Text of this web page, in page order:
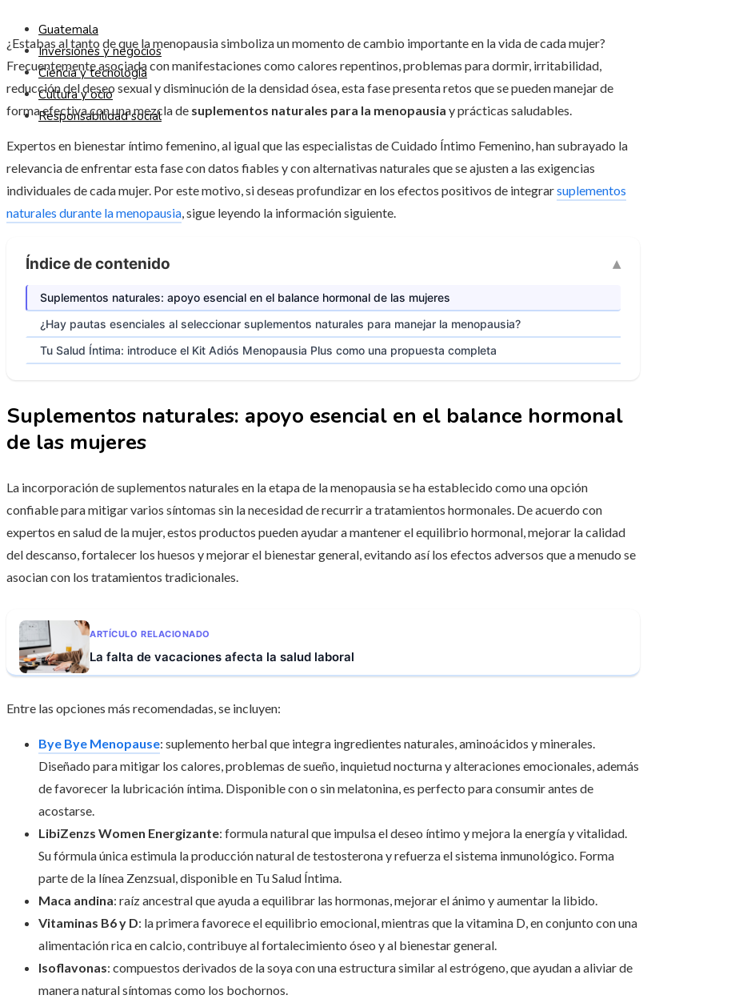
Guatemala
Inversiones y negocios
Ciencia y tecnología
Cultura y ocio
Responsabilidad social
¿Estabas al tanto de que la menopausia simboliza un momento de cambio importante en la vida de cada mujer?
Frecuentemente asociada con manifestaciones como calores repentinos, problemas para dormir, irritabilidad,
reducción del deseo sexual y disminución de la densidad ósea, esta fase presenta retos que se pueden manejar de
forma efectiva con una mezcla de suplementos naturales para la menopausia y prácticas saludables.
Expertos en bienestar íntimo femenino, al igual que las especialistas de Cuidado Íntimo Femenino, han subrayado la
relevancia de enfrentar esta fase con datos fiables y con alternativas naturales que se ajusten a las exigencias
individuales de cada mujer. Por este motivo, si deseas profundizar en los efectos positivos de integrarsuplementos
naturales durante la menopausia, sigue leyendo la información siguiente.
Índice de contenido
Suplementos naturales: apoyo esencial en el balance hormonal de las mujeres
¿Hay pautas esenciales al seleccionar suplementos naturales para manejar la menopausia?
Tu Salud Íntima: introduce el Kit Adiós Menopausia Plus como una propuesta completa
Suplementos naturales: apoyo esencial en el balance hormonal
de las mujeres
La incorporación de suplementos naturales en la etapa de la menopausia se ha establecido como una opción
confiable para mitigar varios síntomas sin la necesidad de recurrir a tratamientos hormonales. De acuerdo con
expertos en salud de la mujer, estos productos pueden ayudar a mantener el equilibrio hormonal, mejorar la calidad
del descanso, fortalecer los huesos y mejorar el bienestar general, evitando así los efectos adversos que a menudo se
asocian con los tratamientos tradicionales.
ARTÍCULO RELACIONADO
La falta de vacaciones afecta la salud laboral
Entre las opciones más recomendadas, se incluyen:
Bye Bye Menopause: suplemento herbal que integra ingredientes naturales, aminoácidos y minerales.
Diseñado para mitigar los calores, problemas de sueño, inquietud nocturna y alteraciones emocionales, además
de favorecer la lubricación íntima. Disponible con o sin melatonina, es perfecto para consumir antes de
acostarse.
LibiZenzs Women Energizante: formula natural que impulsa el deseo íntimo y mejora la energía y vitalidad.
Su fórmula única estimula la producción natural de testosterona y refuerza el sistema inmunológico. Forma
parte de la línea Zenzsual, disponible en Tu Salud Íntima.
Maca andina: raíz ancestral que ayuda a equilibrar las hormonas, mejorar el ánimo y aumentar la libido.
Vitaminas B6 y D: la primera favorece el equilibrio emocional, mientras que la vitamina D, en conjunto con una
alimentación rica en calcio, contribuye al fortalecimiento óseo y al bienestar general.
Isoflavonas: compuestos derivados de la soya con una estructura similar al estrógeno, que ayudan a aliviar de
manera natural síntomas como los bochornos.